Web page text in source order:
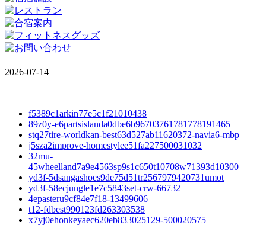
2026-07-14
f5389c1arkin77e5c1f21010438
89z0y-e6partsislanda0dbe6b96703761781778191465
stq27tire-worldkan-best63d527ab11620372-navia6-mbp
j5sza2improve-homestylee51fa227500031032
32mu-
45wheelland7a9e4563sp9s1c650t10708w71393d10300
yd3f-5dsangashoes9de75d51tr2567979420731umot
yd3f-58ecjungle1e7c5843set-crw-66732
4epasteru9cf84e7f18-13499606
t12-fdbest990123fd263303538
x7yj0ehonkeyaec620eb833025129-500020575